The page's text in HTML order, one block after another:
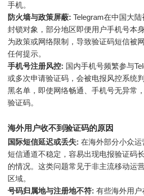
手机。
防火墙与政策屏蔽: Telegram在中国大
封锁对象，部分地区即便用户手机号本
为政策或网络限制，导致验证码短信被
任何提示。
手机号注册风控: 国内手机号频繁参与
或多次申请验证码，会被电报风控系统
黑名单，即使网络畅通、手机号无异常
验证码。
海外用户收不到验证码的原因
国际短信延迟或丢失: 在海外部分小众
短信通道不稳定，容易出现电报验证码
的情况。这类问题常见于非主流移动运
区域。
号码归属地与注册地不符: 有些海外用户